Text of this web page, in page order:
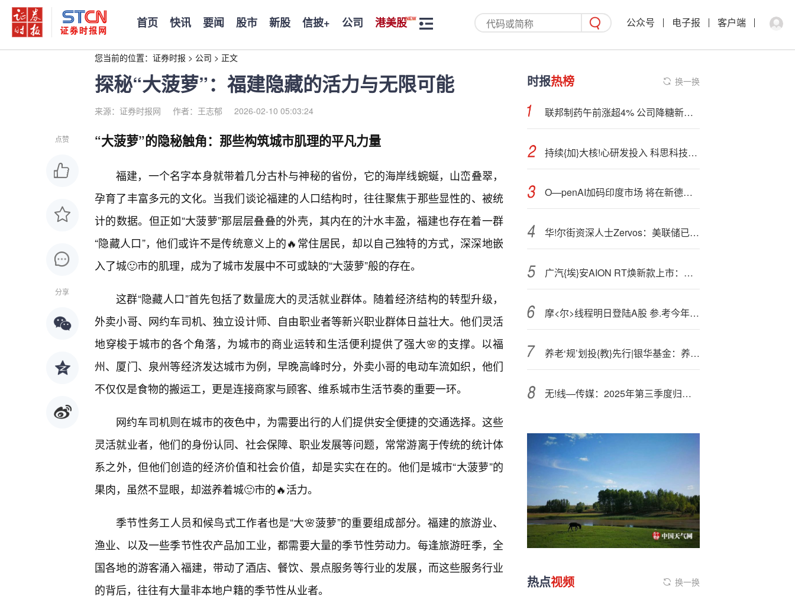
首页 快讯 要闻 股市 新股 信披+ 公司 港美股 公众号 电子报 客户端
您当前的位置： 证券时报 > 公司 > 正文
探秘“大菠萝”：福建隐藏的活力与无限可能
来源：证券时报网 作者：王志郁 2026-02-10 05:03:24
点赞
分享
“大菠萝”的隐秘触角：那些构筑城市肌理的平凡力量
福建，一个名字本身就带着几分古朴与神秘的省份，它的海岸线蜿蜒，山峦叠翠，
孕育了丰富多元的文化。当我们谈论福建的人口结构时，往往聚焦于那些显性的、被统
计的数据。但正如“大菠萝”那层层叠叠的外壳，其内在的汁水丰盈，福建也存在着一群
“隐藏人口”，他们或许不是传统意义上的🔥常住居民，却以自己独特的方式，深深地嵌
入了城🙂市的肌理，成为了城市发展中不可或缺的“大菠萝”般的存在。
这群“隐藏人口”首先包括了数量庞大的灵活就业群体。随着经济结构的转型升级，
外卖小哥、网约车司机、独立设计师、自由职业者等新兴职业群体日益壮大。他们灵活
地穿梭于城市的各个角落，为城市的商业运转和生活便利提供了强大🌸的支撑。以福
州、厦门、泉州等经济发达城市为例，早晚高峰时分，外卖小哥的电动车流如织，他们
不仅仅是食物的搬运工，更是连接商家与顾客、维系城市生活节奏的重要一环。
网约车司机则在城市的夜色中，为需要出行的人们提供安全便捷的交通选择。这些
灵活就业者，他们的身份认同、社会保障、职业发展等问题，常常游离于传统的统计体
系之外，但他们创造的经济价值和社会价值，却是实实在在的。他们是城市“大菠萝”的
果肉，虽然不显眼，却滋养着城🙂市的🔥活力。
季节性务工人员和候鸟式工作者也是“大🌸菠萝”的重要组成部分。福建的旅游业、
渔业、以及一些季节性农产品加工业，都需要大量的季节性劳动力。每逢旅游旺季，全
国各地的游客涌入福建，带动了酒店、餐饮、景点服务等行业的发展，而这些服务行业
的背后，往往有大量非本地户籍的季节性从业者。
时报热榜 换一换
联邦制药午前涨超4% 公司降糖新品备:受关注
持续{加}大核!心研发投入 科思科技上半年研发占营收比重超84%
O—penAI加码印度市场 将在新德里设立办事处
华!尔街资深人士Zervos：美联储已严重滞后 应立即大幅降息
广汽{埃}安AION RT焕新款上市：支持高速领航辅助，综合补贴价8.58万元起
摩<尔>线程明日登陆A股 参.考今年新股行情 一签能赚多少钱？
养老‘规’划投{教}先行|银华基金：养老目标基金有哪些不同？
无!线—传媒：2025年第三季度归属于上市公司股东的净利润同比增长11.37%
热点视频 换一换